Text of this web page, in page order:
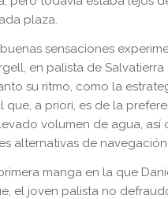
plaza.
sensaciones
en palista de
su ritmo, como la
que, a priori, es de la
volumen de agua, así
alternativas de
manga en la que
el joven palista no